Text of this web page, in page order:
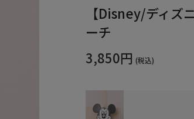
【Disney/ディズ
ーチ
3,850円 (税込)